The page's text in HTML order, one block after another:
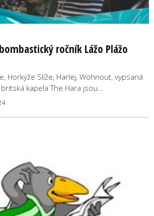
ročník Lážo Plážo
Horkýže Slíže, Harlej, Wohnout, vypsaná
kapela The Hara jsou…